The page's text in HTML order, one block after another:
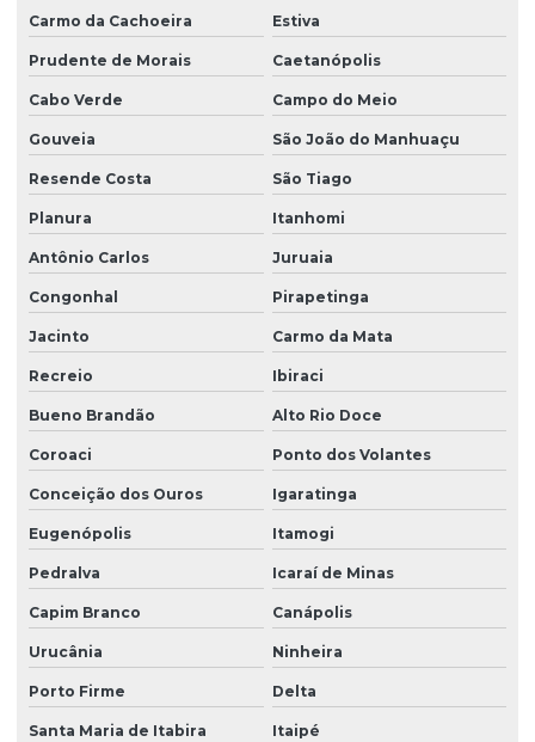
Carmo da Cachoeira Estiva
Prudente de Morais Caetanópolis
Cabo Verde Campo do Meio
Gouveia São João do Manhuaçu
Resende Costa São Tiago
Planura Itanhomi
Antônio Carlos Juruaia
Congonhal Pirapetinga
Jacinto Carmo da Mata
Recreio Ibiraci
Bueno Brandão Alto Rio Doce
Coroaci Ponto dos Volantes
Conceição dos Ouros Igaratinga
Eugenópolis Itamogi
Pedralva Icaraí de Minas
Capim Branco Canápolis
Urucânia Ninheira
Porto Firme Delta
Santa Maria de Itabira Itaipé